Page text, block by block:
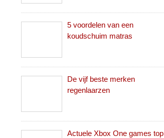
5 voordelen van een
koudschuim matras
De vijf beste merken
regenlaarzen
Actuele Xbox One games top